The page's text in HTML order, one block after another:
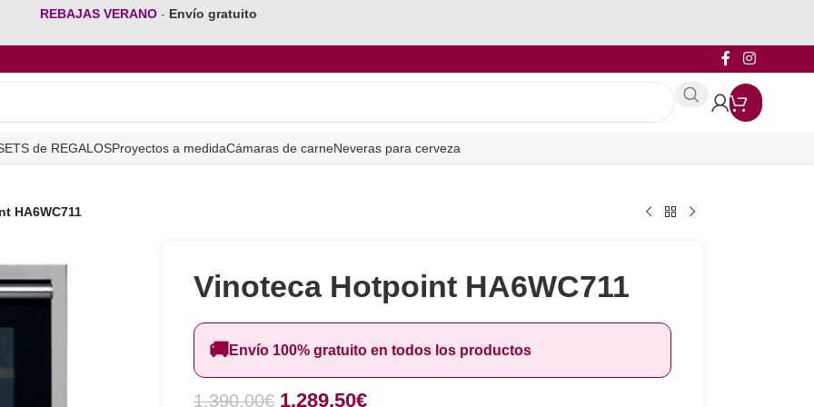
REBAJAS VERANO - Envío gratuito
de REGALOSProyectos a medidaCámaras de carneNeveras para cerveza
HA6WC711
Vinoteca Hotpoint HA6WC711
🚚Envío 100% gratuito en todos los productos
1.390,00€ 1.289,50€